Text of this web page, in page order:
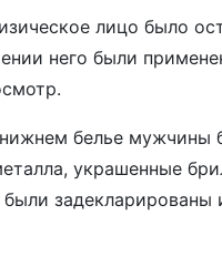
лицо было
него были
белье
украшенные